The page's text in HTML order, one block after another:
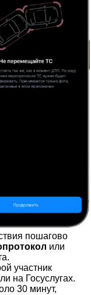
пошагово
или
участник
на Госуслугах.
30 минут,